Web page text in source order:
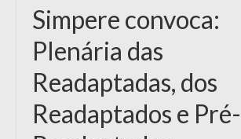
Simpere convoca:
Plenária das
Readaptadas, dos
Readaptados e Pré-